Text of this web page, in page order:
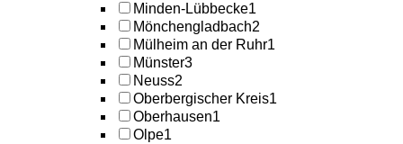
Minden-Lübbecke1
Mönchengladbach2
Mülheim an der Ruhr1
Münster3
Neuss2
Oberbergischer Kreis1
Oberhausen1
Olpe1